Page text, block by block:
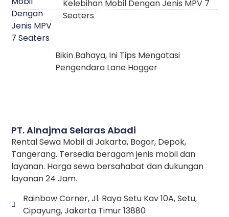
PT. Alnajma Selaras Abadi
Rental Sewa Mobil di Jakarta, Bogor, Depok,
Tangerang. Tersedia beragam jenis mobil dan
layanan. Harga sewa bersahabat dan dukungan
layanan 24 Jam.
Rainbow Corner, Jl. Raya Setu Kav 10A, Setu,
Cipayung, Jakarta Timur 13880
Kelebihan Mobil Dengan Jenis MPV 7
Seaters
Bikin Bahaya, Ini Tips Mengatasi
Pengendara Lane Hogger